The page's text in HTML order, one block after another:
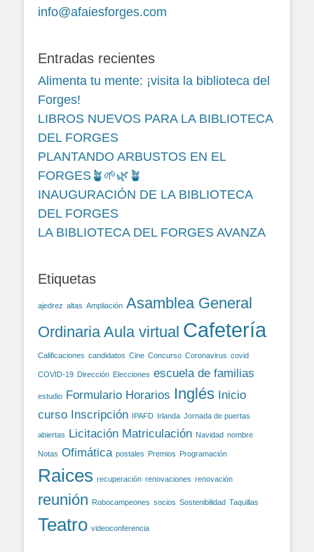
info@afaiesforges.com
Entradas recientes
Alimenta tu mente: ¡visita la biblioteca del
Forges!
LIBROS NUEVOS PARA LA BIBLIOTECA
DEL FORGES
PLANTANDO ARBUSTOS EN EL
FORGES🪴🌱🌿🪴
INAUGURACIÓN DE LA BIBLIOTECA
DEL FORGES
LA BIBLIOTECA DEL FORGES AVANZA
Etiquetas
ajedrez altas Ampliación Asamblea General
Ordinaria Aula virtual Cafetería
Calificaciones candidatos Cine Concurso Coronavirus covid
COVID-19 Dirección Elecciones escuela de familias
estudio Formulario Horarios Inglés Inicio
curso Inscripción IPAFD Irlanda Jornada de puertas
abiertas Licitación Matriculación Navidad nombre
Notas Ofimática postales Premios Programación
Raices recuperación renovaciones renovación
reunión Robocampeones socios Sostenibilidad Taquillas
Teatro videoconferencia